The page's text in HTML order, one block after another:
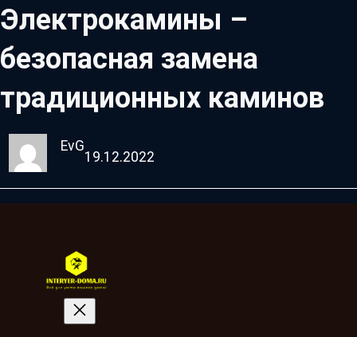
Электрокамины –
безопасная замена
традиционных каминов
EvG
19.12.2022